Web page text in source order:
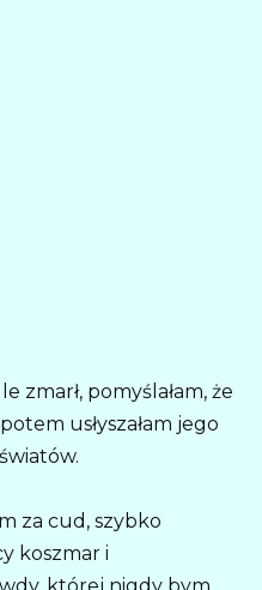
zmarł, pomyślałam, że
usłyszałam jego
za cud, szybko
koszmar i